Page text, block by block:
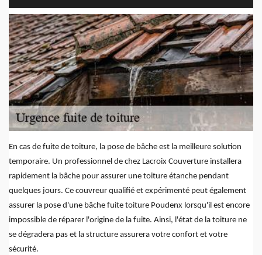
En cas de fuite de toiture, la pose de bâche est la meilleure solution
temporaire. Un professionnel de chez Lacroix Couverture installera
rapidement la bâche pour assurer une toiture étanche pendant
quelques jours. Ce couvreur qualifié et expérimenté peut également
assurer la pose d'une bâche fuite toiture Poudenx lorsqu'il est encore
impossible de réparer l'origine de la fuite. Ainsi, l'état de la toiture ne
se dégradera pas et la structure assurera votre confort et votre
sécurité.